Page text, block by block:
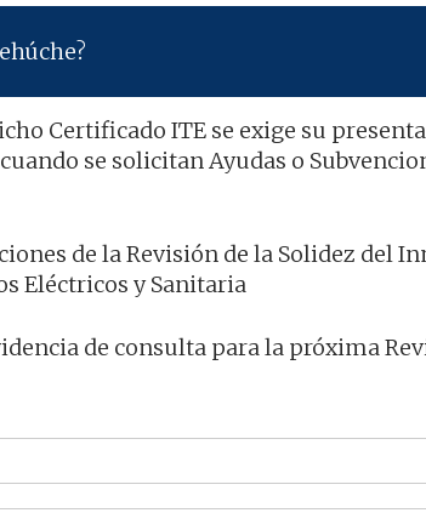
Certificado ITE se exige su
se solicitan Ayudas o
de la Revisión de la Solidez del
Eléctricos y Sanitaria
de consulta para la próxima